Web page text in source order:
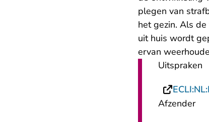
plegen van
het gezin. Als
uit huis wordt
ervan
Uitspraken
Afzender